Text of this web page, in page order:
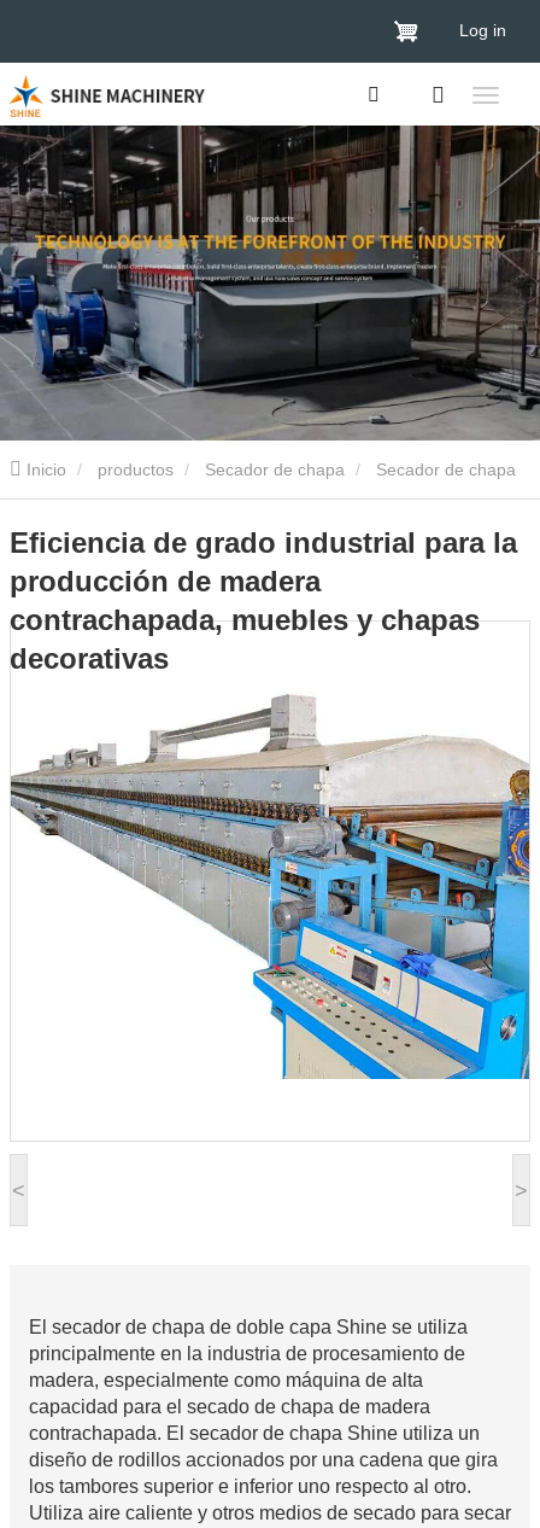
Log in
Inicio productos Secador de chapa Secador de chapa
de madera Eficiencia de grado industrial para la producción de
madera contrachapada, muebles y chapas decorativas
< >
Eficiencia de grado industrial para la
producción de madera
contrachapada, muebles y chapas
decorativas
El secador de chapa de doble capa Shine se utiliza
principalmente en la industria de procesamiento de
madera, especialmente como máquina de alta
capacidad para el secado de chapa de madera
contrachapada. El secador de chapa Shine utiliza un
diseño de rodillos accionados por una cadena que gira
los tambores superior e inferior uno respecto al otro.
Utiliza aire caliente y otros medios de secado para secar